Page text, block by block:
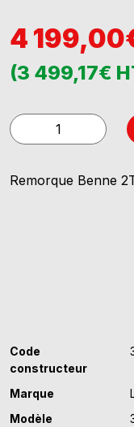
4
(3 499,17€
quantité
de
39600
Remorque Benne
Code
constructeur
Marque
Modèle